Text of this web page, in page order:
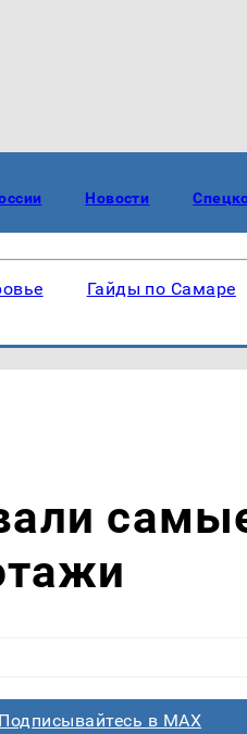
Новости
Гайды по Самаре
Подписывайтесь в MAX